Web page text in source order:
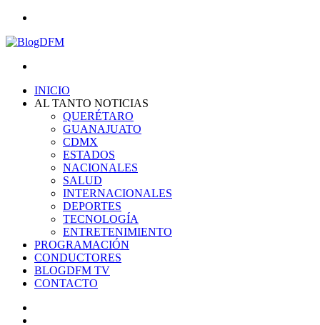
INICIO
AL TANTO NOTICIAS
QUERÉTARO
GUANAJUATO
CDMX
ESTADOS
NACIONALES
SALUD
INTERNACIONALES
DEPORTES
TECNOLOGÍA
ENTRETENIMIENTO
PROGRAMACIÓN
CONDUCTORES
BLOGDFM TV
CONTACTO